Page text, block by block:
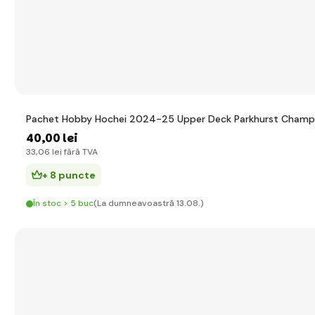
Pachet Hobby Hochei 2024-25 Upper Deck Parkhurst
40,00 lei
33,06 lei fără TVA
+ 8 puncte
În stoc > 5 buc(La dumneavoastră 13.08.)